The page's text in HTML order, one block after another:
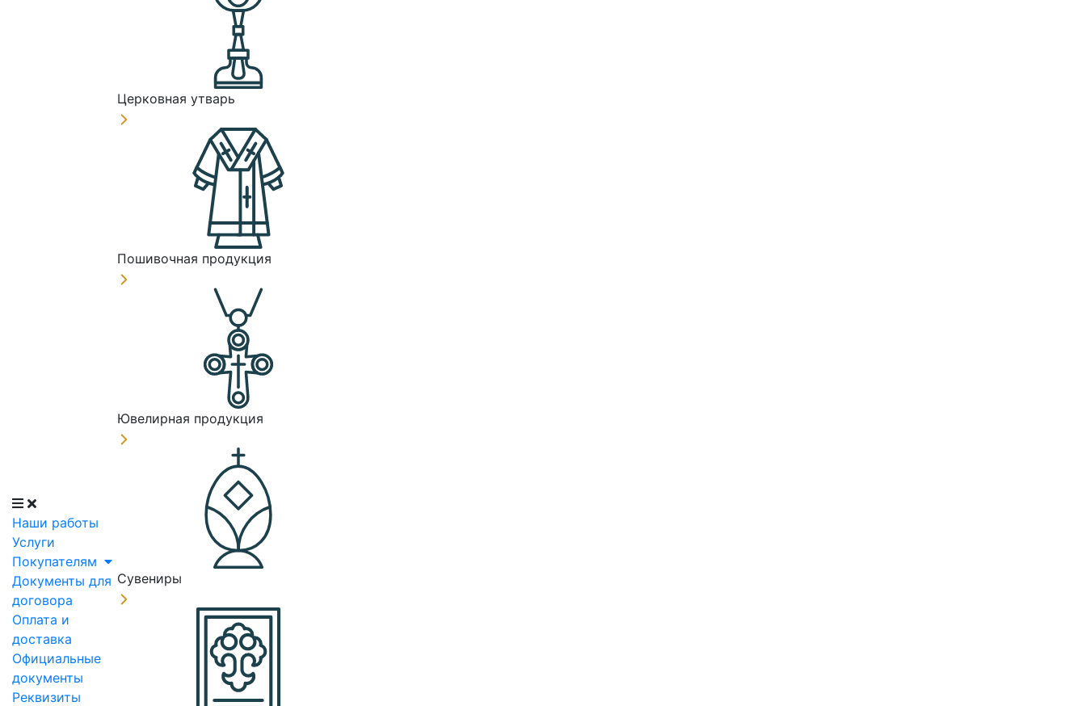
Наши работы
Услуги
Покупателям
Документы для
договора
Оплата и
доставка
Официальные
документы
Реквизиты
Церковная утварь
Пошивочная продукция
Ювелирная продукция
Сувениры